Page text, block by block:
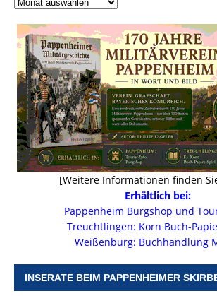
[Weitere Informationen finden
Erhältlich bei:
Pappenheim Burgshop und
Treuchtlingen: Korn Buch-
Weißenburg: Buchhandlung
INSERATE BEIM PAPPENHEIMER